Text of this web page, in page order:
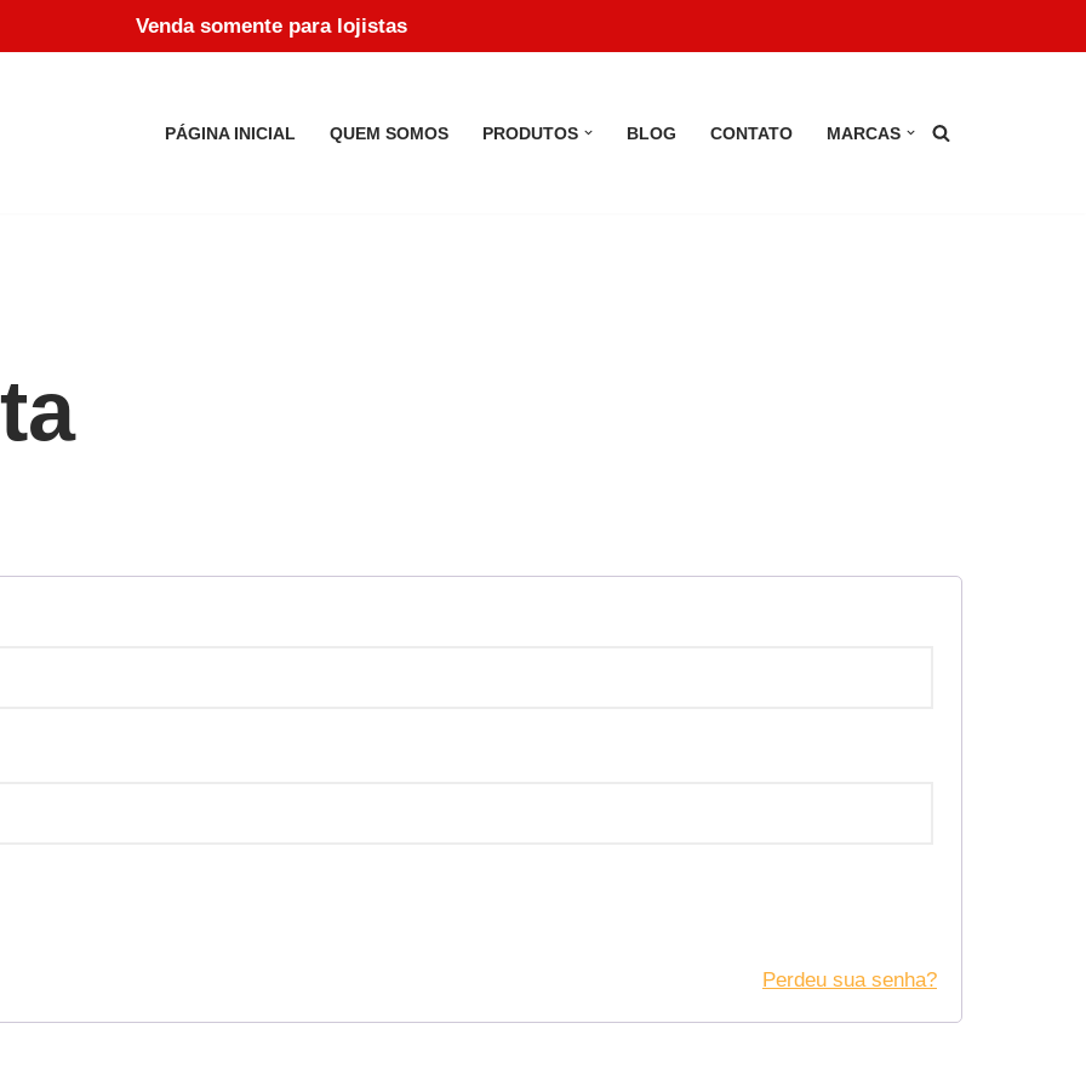
Venda somente para lojistas
PÁGINA INICIAL QUEM SOMOS PRODUTOS BLOG CONTATO MARCAS
Perdeu sua senha?